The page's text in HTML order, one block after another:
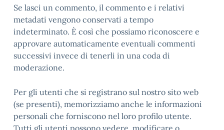
Se lasci un commento, il commento e i relativi
metadati vengono conservati a tempo
indeterminato. È così che possiamo riconoscere e
approvare automaticamente eventuali commenti
successivi invece di tenerli in una coda di
moderazione.
Per gli utenti che si registrano sul nostro sito web
(se presenti), memorizziamo anche le informazioni
personali che forniscono nel loro profilo utente.
Tutti gli utenti possono vedere, modificare o